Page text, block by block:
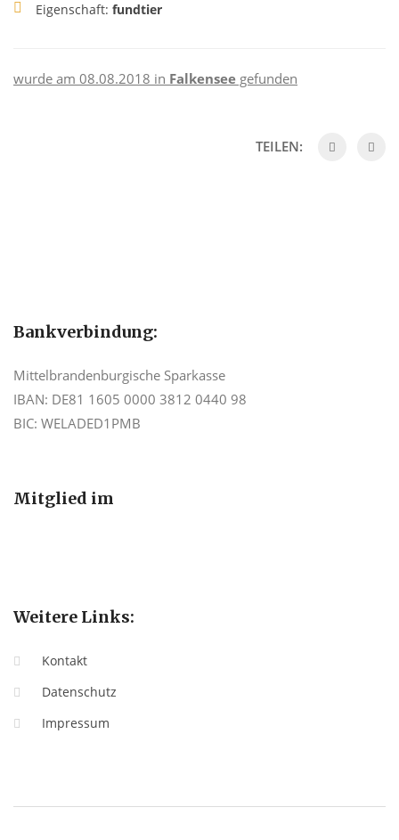
Eigenschaft: fundtier
wurde am 08.08.2018 in Falkensee gefunden
TEILEN:
Bankverbindung:
Mittelbrandenburgische Sparkasse
IBAN: DE81 1605 0000 3812 0440 98
BIC: WELADED1PMB
Mitglied im
Weitere Links:
Kontakt
Datenschutz
Impressum